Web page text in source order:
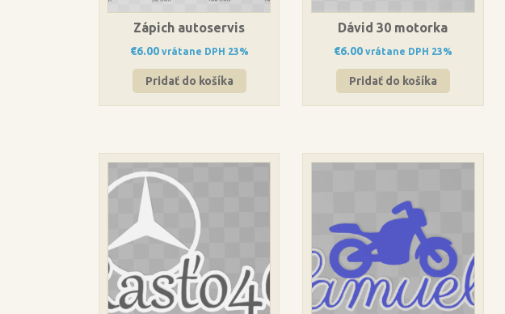
Zápich autoservis
€6.00 vrátane DPH 23%
Pridať do košíka
Dávid 30 motorka
€6.00 vrátane DPH 23%
Pridať do košíka